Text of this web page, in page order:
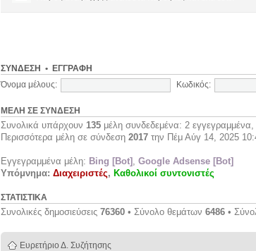
ΣΎΝΔΕΣΗ • ΕΓΓΡΑΦΉ
Όνομα μέλους: Κωδικός:
ΜΈΛΗ ΣΕ ΣΎΝΔΕΣΗ
Συνολικά υπάρχουν 135 μέλη συνδεδεμένα: 2
Περισσότερα μέλη σε σύνδεση 2017 την Πέμ Αύγ 14, 2025
Εγγεγραμμένα μέλη: Bing [Bot] , Google Adsense [Bot]
Υπόμνημα: Διαχειριστές, Καθολικοί συντονιστές
ΣΤΑΤΙΣΤΙΚΆ
Συνολικές δημοσιεύσεις 76360 • Σύνολο θεμάτων 6486 •
Ευρετήριο Δ. Συζήτησης